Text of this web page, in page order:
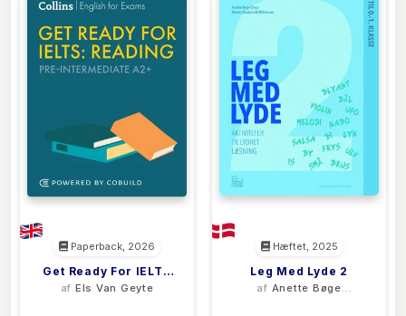
Paperback, 2026
Get Ready For IELTS
Reading
af Els Van Geyte
Hæftet, 2025
Leg Med Lyde 2
af Anette Bøge